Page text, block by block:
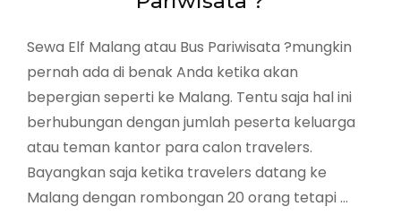
Sewa Elf Malang atau Bus Pariwisata ?mungkin
pernah ada di benak Anda ketika akan
bepergian seperti ke Malang. Tentu saja hal ini
berhubungan dengan jumlah peserta keluarga
atau teman kantor para calon travelers.
Bayangkan saja ketika travelers datang ke
Malang dengan rombongan 20 orang tetapi …